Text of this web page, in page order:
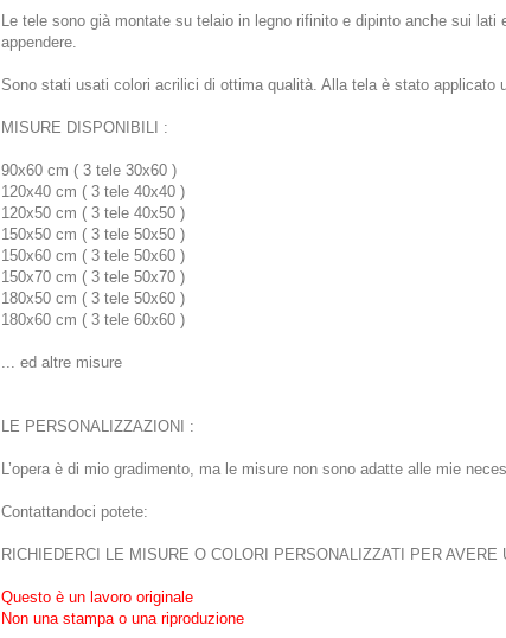
Le tele sono già montate su telaio in legno rifinito e dipinto anche sui
appendere.
Sono stati usati colori acrilici di ottima qualità. Alla tela è stato
MISURE DISPONIBILI :
90x60 cm ( 3 tele 30x60 )
120x40 cm ( 3 tele 40x40 )
120x50 cm ( 3 tele 40x50 )
150x50 cm ( 3 tele 50x50 )
150x60 cm ( 3 tele 50x60 )
150x70 cm ( 3 tele 50x70 )
180x50 cm ( 3 tele 50x60 )
180x60 cm ( 3 tele 60x60 )
... ed altre misure
LE PERSONALIZZAZIONI :
L’opera è di mio gradimento, ma le misure non sono adatte alle mie
Contattandoci potete:
RICHIEDERCI LE MISURE O COLORI PERSONALIZZATI PER AVERE
Questo è un lavoro originale
Non una stampa o una riproduzione